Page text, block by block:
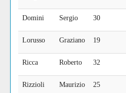
Domini Sergio 30
Lorusso Graziano 19
Ricca Roberto 32
Rizzioli Maurizio 25